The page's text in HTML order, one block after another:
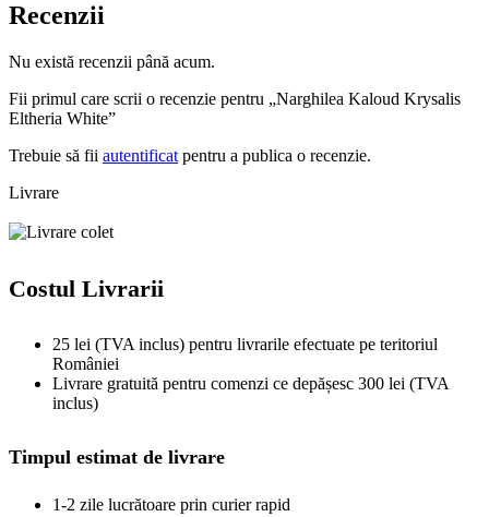
Recenzii
Nu există recenzii până acum.
Fii primul care scrii o recenzie pentru „Narghilea Kaloud Krysalis
Eltheria White”
Trebuie să fii autentificat pentru a publica o recenzie.
Livrare
Costul Livrarii
25 lei (TVA inclus) pentru livrarile efectuate pe teritoriul
României
Livrare gratuită pentru comenzi ce depășesc 300 lei (TVA
inclus)
Timpul estimat de livrare
1-2 zile lucrătoare prin curier rapid